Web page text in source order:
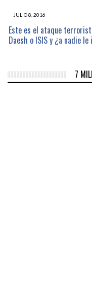
JULIO 8, 2016
Este es el ataque
Daesh o ISIS y ¿a nadie
7